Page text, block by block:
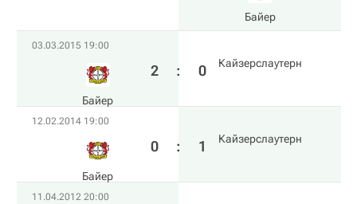
Байер
03.03.2015 19:00
Байер
2 : 0 Кайзерслаутерн
12.02.2014 19:00
Байер
0 : 1 Кайзерслаутерн
11.04.2012 20:00